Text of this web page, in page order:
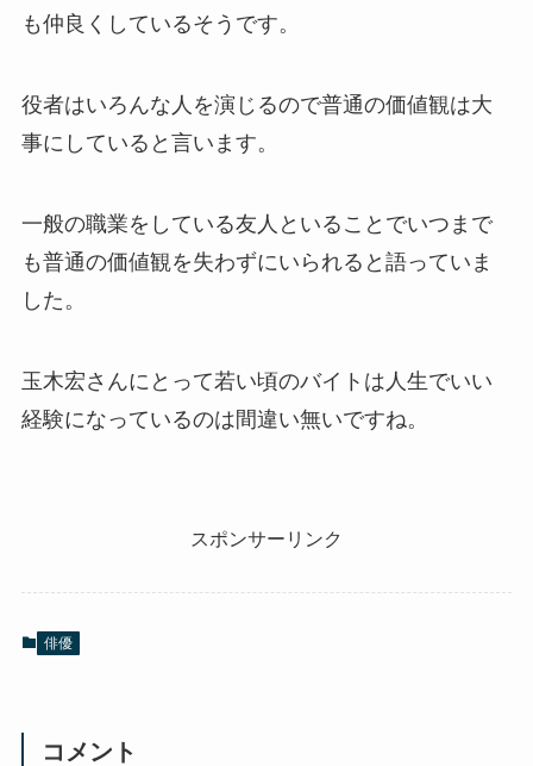
も仲良くしているそうです。
役者はいろんな人を演じるので普通の価値観は大
事にしていると言います。
一般の職業をしている友人といることでいつまで
も普通の価値観を失わずにいられると語っていま
した。
玉木宏さんにとって若い頃のバイトは人生でいい
経験になっているのは間違い無いですね。
スポンサーリンク
俳優
コメント